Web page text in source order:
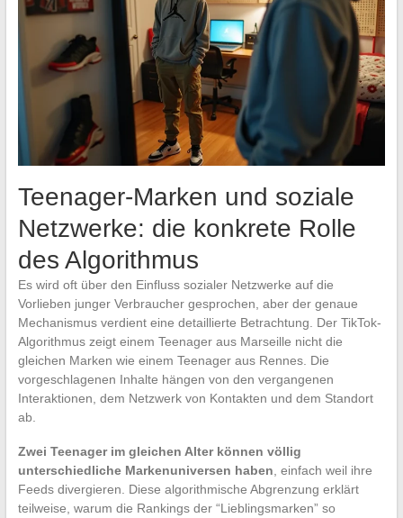
Teenager-Marken und soziale
Netzwerke: die konkrete Rolle
des Algorithmus
Es wird oft über den Einfluss sozialer Netzwerke auf die
Vorlieben junger Verbraucher gesprochen, aber der genaue
Mechanismus verdient eine detaillierte Betrachtung. Der TikTok-
Algorithmus zeigt einem Teenager aus Marseille nicht die
gleichen Marken wie einem Teenager aus Rennes. Die
vorgeschlagenen Inhalte hängen von den vergangenen
Interaktionen, dem Netzwerk von Kontakten und dem Standort
ab.
Zwei Teenager im gleichen Alter können völlig
unterschiedliche Markenuniversen haben , einfach weil ihre
Feeds divergieren. Diese algorithmische Abgrenzung erklärt
teilweise, warum die Rankings der “Lieblingsmarken” so